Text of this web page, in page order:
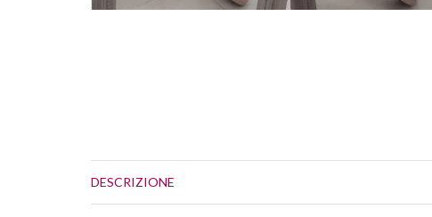
DESCRIZIONE